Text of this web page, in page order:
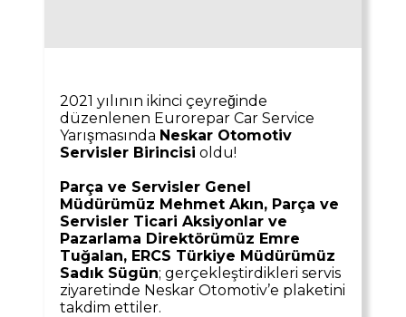
2021 yılının ikinci çeyreğinde
düzenlenen Eurorepar Car Service
Yarışmasında Neskar Otomotiv
Servisler Birincisi oldu!
Parça ve Servisler Genel
Müdürümüz Mehmet Akın, Parça ve
Servisler Ticari Aksiyonlar ve
Pazarlama Direktörümüz Emre
Tuğalan, ERCS Türkiye Müdürümüz
Sadık Sügün; gerçekleştirdikleri servis
ziyaretinde Neskar Otomotiv’e plaketini
takdim ettiler.